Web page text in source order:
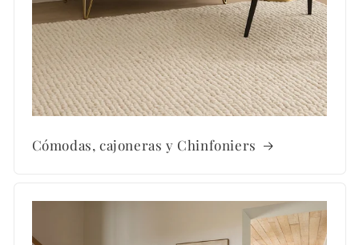
Cómodas, cajoneras y Chinfoniers